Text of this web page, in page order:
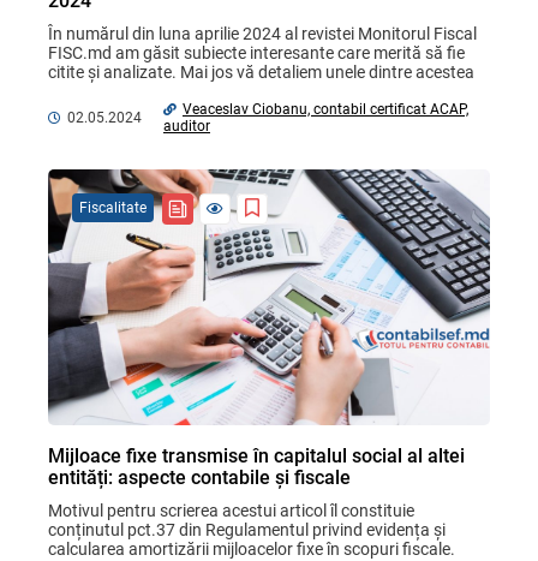
În numărul din luna aprilie 2024 al revistei Monitorul Fiscal
FISC.md am găsit subiecte interesante care merită să fie
citite și analizate. Mai jos vă detaliem unele dintre acestea
02.05.2024
Veaceslav Ciobanu, contabil certificat ACAP,
auditor
Mijloace fixe transmise în capitalul social al altei
entități: aspecte contabile și fiscale
Motivul pentru scrierea acestui articol îl constituie
conținutul pct.37 din Regulamentul privind evidența și
calcularea amortizării mijloacelor fixe în scopuri fiscale.
Fiscalitate